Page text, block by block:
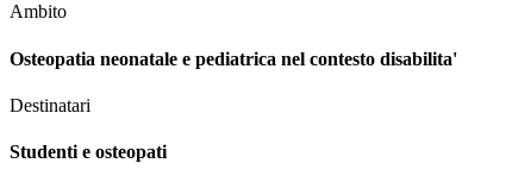
Ambito
Osteopatia neonatale e pediatrica nel contesto disabilita'
Destinatari
Studenti e osteopati